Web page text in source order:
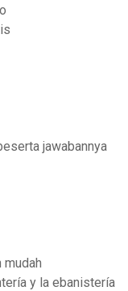
jawabannya
y la ebanistería